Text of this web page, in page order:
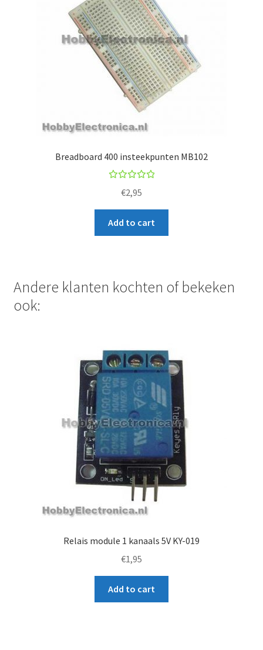
Breadboard 400 insteekpunten MB102
out
€2,95
Add to cart
Andere klanten kochten of bekeken
ook:
Relais module 1 kanaals 5V KY-019
€1,95
Add to cart